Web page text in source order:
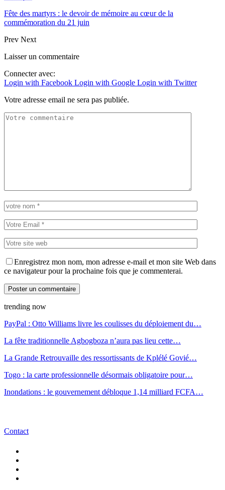
Fête des martyrs : le devoir de mémoire au cœur de la
commémoration du 21 juin
Prev Next
Laisser un commentaire
Connecter avec:
Login with Facebook Login with Google Login with Twitter
Votre adresse email ne sera pas publiée.
Enregistrez mon nom, mon adresse e-mail et mon site Web dans
ce navigateur pour la prochaine fois que je commenterai.
trending now
PayPal : Otto Williams livre les coulisses du déploiement du…
La fête traditionnelle Agbogboza n’aura pas lieu cette…
La Grande Retrouvaille des ressortissants de Kplélé Govié…
Togo : la carte professionnelle désormais obligatoire pour…
Inondations : le gouvernement débloque 1,14 milliard FCFA…
Contact